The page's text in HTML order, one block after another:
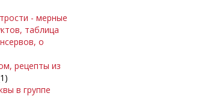
- мерные
таблица
о
рецепты из
в группе